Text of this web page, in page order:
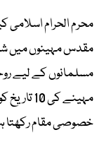
محرم الحرام اسلامی
مقدس مہینوں میں
مسلمانوں کے لیے
مہینے کی
خصوصی مقام رکھتا